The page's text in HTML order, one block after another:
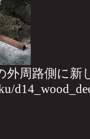
外周路側に新